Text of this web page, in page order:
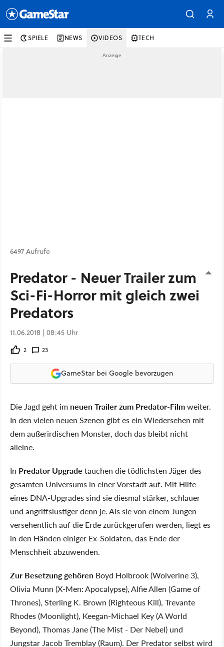
SPIELE NEWS VIDEOS TECH
6497 Aufrufe
Predator - Neuer Trailer zum
Sci-Fi-Horror mit gleich zwei
Predators
11.06.2018 | 08:45 Uhr
2 23
GameStar bei Google bevorzugen
Die Jagd geht im neuen Trailer zum Predator-Filmweiter.
In den vielen neuen Szenen gibt es ein Wiedersehen mit
dem außerirdischen Monster, doch das bleibt nicht
alleine.
In Predator Upgrade tauchen die tödlichsten Jäger des
gesamten Universums in einer Vorstadt auf. Mit Hilfe
eines DNA-Upgrades sind sie diesmal stärker, schlauer
und angriffslustiger denn je. Als sie von einem Jungen
versehentlich auf die Erde zurückgerufen werden, liegt es
in den Händen einiger Ex-Soldaten, das Ende der
Menschheit abzuwenden.
Zur Besetzung gehören Boyd Holbrook (Wolverine 3),
Olivia Munn (X-Men: Apocalypse), Alfie Allen (Game of
Thrones), Sterling K. Brown (Righteous Kill), Trevante
Rhodes (Moonlight), Keegan-Michael Key (A World
Beyond), Thomas Jane (The Mist - Der Nebel) und
Jungstar Jacob Tremblay (Raum). Der Predator selbst wird